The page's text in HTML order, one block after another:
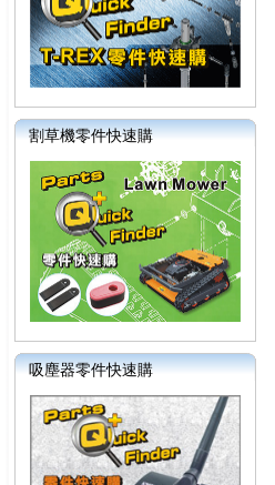
割草機零件快速購
吸塵器零件快速購